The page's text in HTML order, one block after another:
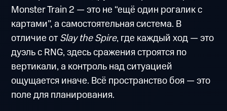
Monster Train 2 — это не “ещё один рогалик с
картами”, а самостоятельная система. В
отличие отSlay the Spire, где каждый ход — это
дуэль с RNG, здесь сражения строятся по
вертикали, а контроль над ситуацией
ощущается иначе. Всё пространство боя — это
поле для планирования.